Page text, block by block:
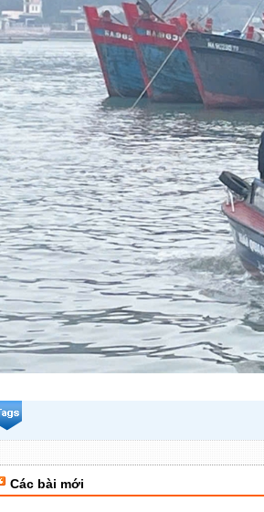
Các bài mới